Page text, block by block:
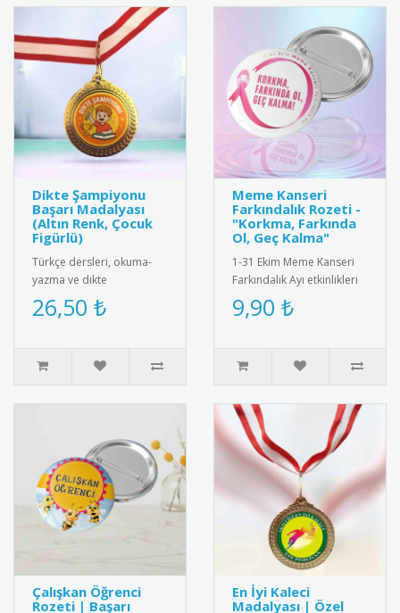
Dikte Şampiyonu
Başarı Madalyası
(Altın Renk, Çocuk
Figürlü)
Türkçe dersleri, okuma-
yazma ve dikte
yarışmalarında üstün
başarı gösteren
ödüllendirmek..
26,50 ₺
Meme Kanseri
Farkındalık Rozeti -
"Korkma, Farkında
Ol, Geç Kalma"
1-31 Ekim Meme Kanseri
Farkındalık Ayı etkinlikleri
ve sağlık projeleri için özel
olarak tasarlanmış..
9,90 ₺
Çalışkan Öğrenci
Rozeti | Başarı
En İyi Kaleci
Madalyası | Özel